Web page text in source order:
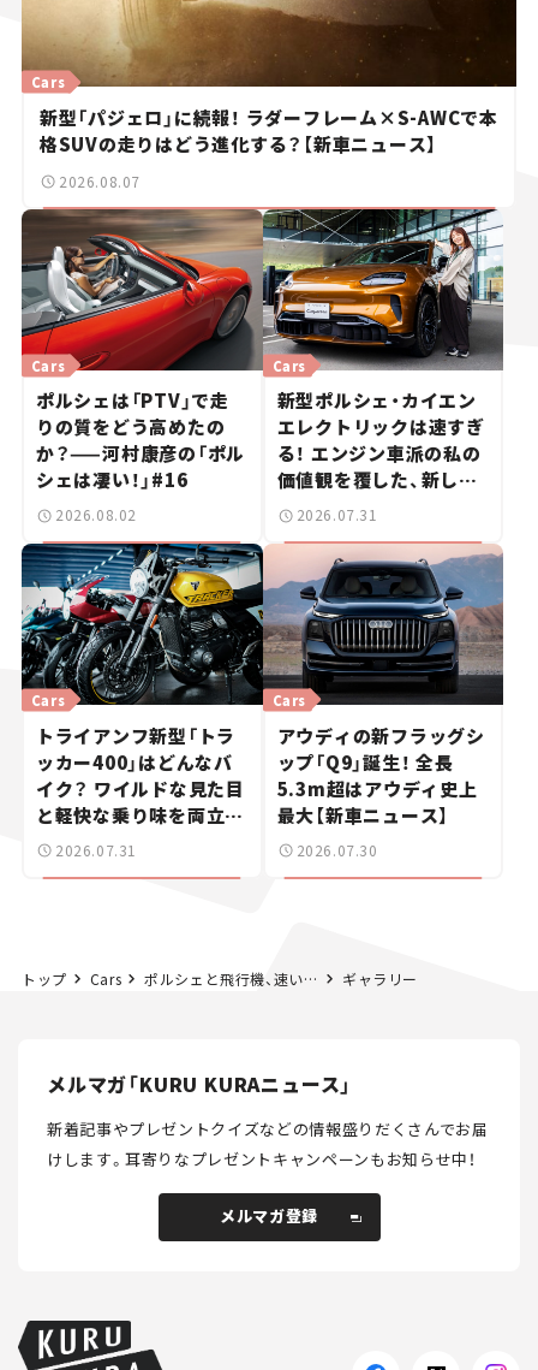
新型「パジェロ」に続報！ ラダーフレーム×S-AWCで本
格SUVの走りはどう進化する？【新車ニュース】
Cars
2026.08.07
ポルシェは「PTV」で走
りの質をどう高めたの
か？——河村康彦の「ポル
シェは凄い！」#16
Cars
2026.08.02
新型ポルシェ・カイエン
エレクトリックは速すぎ
る！ エンジン車派の私の
価値観を覆した、新しい
ポルシェの走り。
Cars
2026.07.31
トライアンフ新型「トラ
ッカー400」はどんなバ
イク？ ワイルドな見た目
と軽快な乗り味を両立し
た400ccフラットトラッ
Cars
2026.07.31
アウディの新フラッグシ
ップ「Q9」誕生！ 全長
5.3m超はアウディ史上
最大【新車ニュース】
Cars
2026.07.30
トップ Cars ポルシェと飛行機、速いのはどっち？ 元トップギアの名物司会者、リチャード・ハモンドとジェームズ・メイがレース対決！ ギャラリー
メルマガ「KURU KURAニュース」
新着記事やプレゼントクイズなどの情報盛りだくさんでお届
けします。耳寄りなプレゼントキャンペーンもお知らせ中！
メルマガ登録